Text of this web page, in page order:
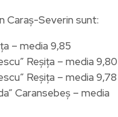
Caraș-Severin sunt:
– media 9,85
Reșița – media 9,80
Reșița – media 9,78
Caransebeș – media